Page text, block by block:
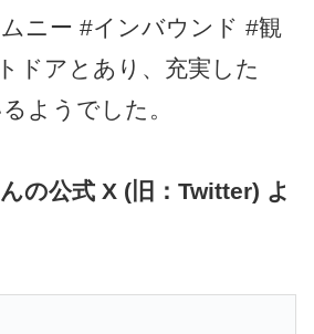
ニー #インバウンド #観
ドアとあり、充実した
ようでした。
の公式 X (旧：Twitter) よ